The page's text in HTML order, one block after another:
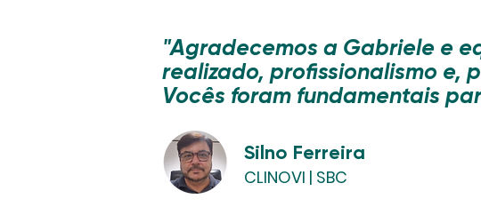
"Agradecemos a Gabriele e
realizado, profissionalismo e,
Vocês foram fundamentais
Silno Ferreira
CLINOVI | SBC